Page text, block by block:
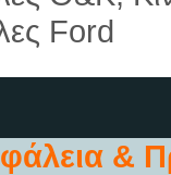
Ford
&